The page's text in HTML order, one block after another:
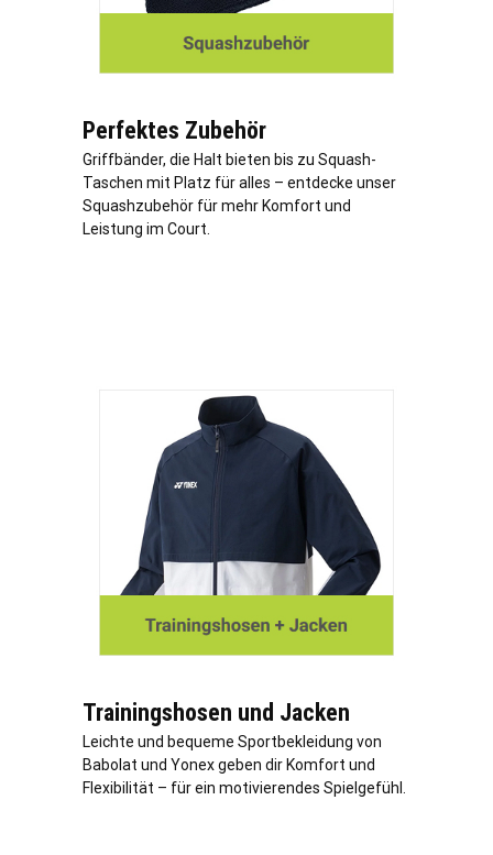
Perfektes Zubehör
Griffbänder, die Halt bieten bis zu Squash-
Taschen mit Platz für alles – entdecke unser
Squashzubehör für mehr Komfort und
Leistung im Court.
Trainingshosen und Jacken
Leichte und bequeme Sportbekleidung von
Babolat und Yonex geben dir Komfort und
Flexibilität – für ein motivierendes Spielgefühl.